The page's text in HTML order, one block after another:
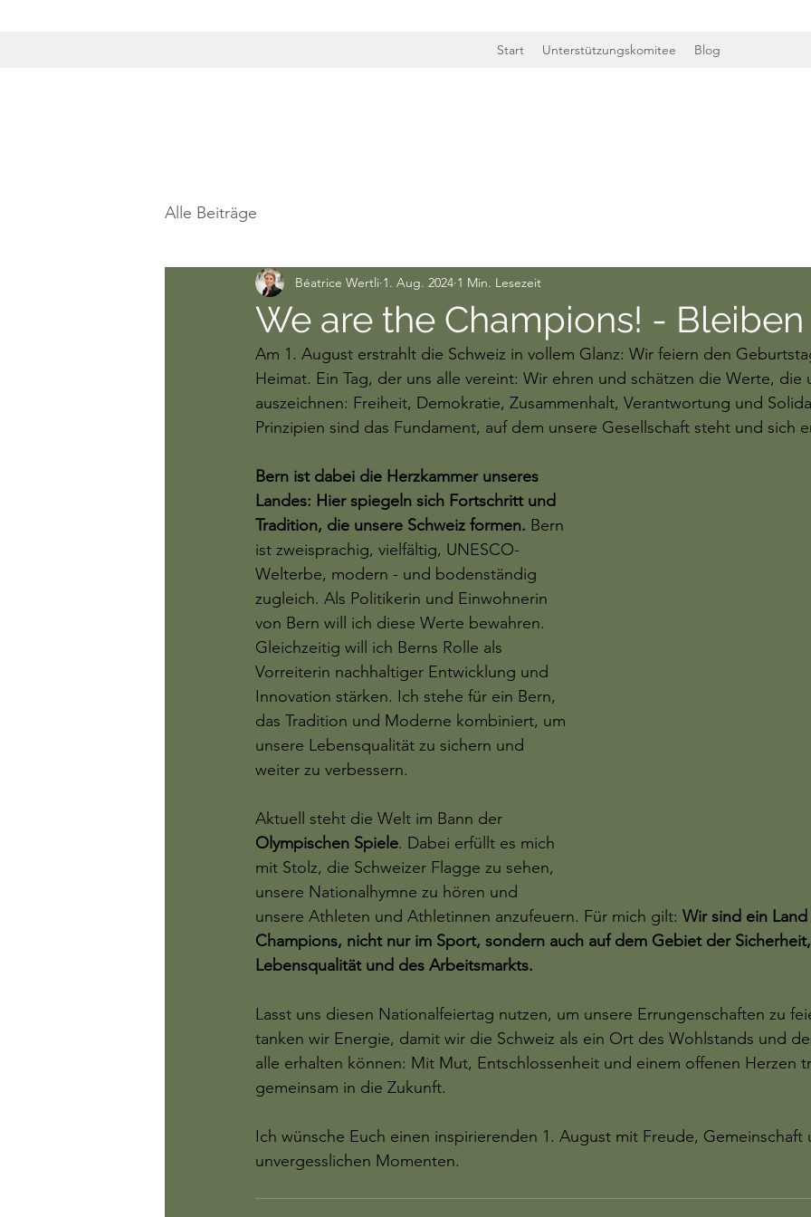
Start Unterstützungskomitee Blog
Alle Beiträge
We are the Champions! - Bleiben
Béatrice Wertli 1. Aug. 2024 1 Min. Lesezeit
Am 1. August erstrahlt die Schweiz in vollem Glanz: Wir feiern den
Heimat. Ein Tag, der uns alle vereint: Wir ehren und schätzen die Werte, die
auszeichnen: Freiheit, Demokratie, Zusammenhalt, Verantwortung und
Prinzipien sind das Fundament, auf dem unsere Gesellschaft steht und sich
Bern ist dabei die Herzkammer unseres
Landes: Hier spiegeln sich Fortschritt und
Tradition, die unsere Schweiz formen. Bern
ist zweisprachig, vielfältig, UNESCO-
Welterbe, modern - und bodenständig
zugleich. Als Politikerin und Einwohnerin
von Bern will ich diese Werte bewahren.
Gleichzeitig will ich Berns Rolle als
Vorreiterin nachhaltiger Entwicklung und
Innovation stärken. Ich stehe für ein Bern,
das Tradition und Moderne kombiniert, um
unsere Lebensqualität zu sichern und
weiter zu verbessern.
Aktuell steht die Welt im Bann der
Olympischen Spiele. Dabei erfüllt es mich
mit Stolz, die Schweizer Flagge zu sehen,
unsere Nationalhymne zu hören und
unsere Athleten und Athletinnen anzufeuern. Für mich gilt: Wir sind ein
Champions, nicht nur im Sport, sondern auch auf dem Gebiet der Sicherheit,
Lebensqualität und des Arbeitsmarkts.
Lasst uns diesen Nationalfeiertag nutzen, um unsere Errungenschaften zu
tanken wir Energie, damit wir die Schweiz als ein Ort des Wohlstands und
alle erhalten können: Mit Mut, Entschlossenheit und einem offenen Herzen
gemeinsam in die Zukunft.
Ich wünsche Euch einen inspirierenden 1. August mit Freude, Gemeinschaft
unvergesslichen Momenten.